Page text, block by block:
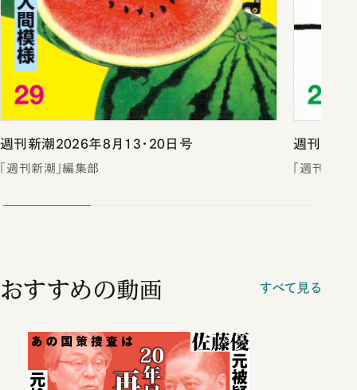
週刊新潮2026年8月13・20日号
「週刊新潮」編集部
週刊新潮
「週刊新潮
おすすめの動画 すべて見る